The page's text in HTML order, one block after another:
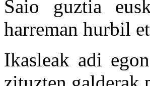
Saio guztia
harreman hurbil
Ikasleak adi